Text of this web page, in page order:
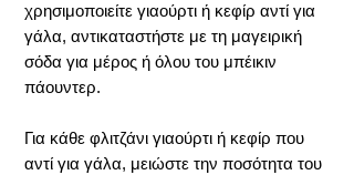
χρησιμοποιείτε γιαούρτι ή κεφίρ αντί για
γάλα, αντικαταστήστε με τη μαγειρική
σόδα για μέρος ή όλου του μπέικιν
πάουντερ.
Για κάθε φλιτζάνι γιαούρτι ή κεφίρ που
αντί για γάλα, μειώστε την ποσότητα του